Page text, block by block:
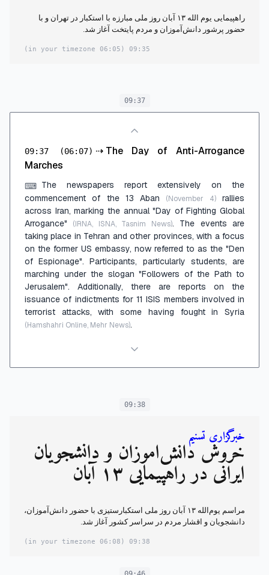
راهپیمایی یوم الله ۱۳ آبان روز ملی مبارزه با استکبار در تهران و با
حضور پرشور دانش‌آموزان و مردم پایتخت آغاز شد.
09:35
(06:05 in your timezone)
09:37
09:37 (06:07) ⇢ The Day of Anti-Arrogance
Marches
⌨ The newspapers report extensively on the
commencement of the 13 Aban (November 4)rallies
across Iran, marking the annual "Day of Fighting Global
Arrogance" (IRNA, ISNA, Tasnim News). The events are
taking place in Tehran and other provinces, with a focus
on the former US embassy, now referred to as the "Den
of Espionage". Participants, particularly students, are
marching under the slogan "Followers of the Path to
Jerusalem". Additionally, there are reports on the
issuance of indictments for 11 ISIS members involved in
terrorist attacks, with some having fought in Syria
(Hamshahri Online, Mehr News).
09:38
خبرگزاری تسنیم
خروش دانش‌آ‌موزان و دانشجویان
ایرانی در راهپیمایی ۱۳ آبان‌
مراسم یوم‌الله ۱۳ آبان روز ملی استکبارستیزی با حضور دانش‌آموزان،
دانشجویان و اقشار مردم در ‌سراسر کشور آغاز شد.
09:38
(06:08 in your timezone)